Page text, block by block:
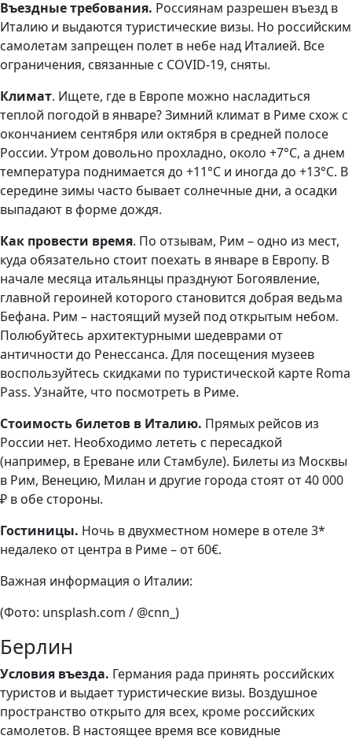
Въездные требования. Россиянам разрешен въезд в
Италию и выдаются туристические визы. Но российским
самолетам запрещен полет в небе над Италией. Все
ограничения, связанные с COVID-19, сняты.
Климат. Ищете, где в Европе можно насладиться
теплой погодой в январе? Зимний климат в Риме схож с
окончанием сентября или октября в средней полосе
России. Утром довольно прохладно, около +7°С, а днем
температура поднимается до +11°С и иногда до +13°С. В
середине зимы часто бывает солнечные дни, а осадки
выпадают в форме дождя.
Как провести время. По отзывам, Рим – одно из мест,
куда обязательно стоит поехать в январе в Европу. В
начале месяца итальянцы празднуют Богоявление,
главной героиней которого становится добрая ведьма
Бефана. Рим – настоящий музей под открытым небом.
Полюбуйтесь архитектурными шедеврами от
античности до Ренессанса. Для посещения музеев
воспользуйтесь скидками по туристической карте Roma
Pass. Узнайте, что посмотреть в Риме.
Стоимость билетов в Италию. Прямых рейсов из
России нет. Необходимо лететь с пересадкой
(например, в Ереване или Стамбуле). Билеты из Москвы
в Рим, Венецию, Милан и другие города стоят от 40 000
₽ в обе стороны.
Гостиницы. Ночь в двухместном номере в отеле 3*
недалеко от центра в Риме – от 60€.
Важная информация о Италии:
(Фото: unsplash.com / @cnn_)
Берлин
Условия въезда. Германия рада принять российских
туристов и выдает туристические визы. Воздушное
пространство открыто для всех, кроме российских
самолетов. В настоящее время все ковидные